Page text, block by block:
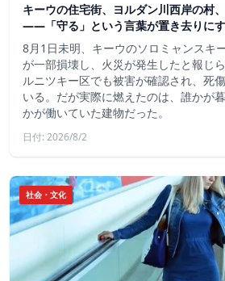
キーウの住宅街、ヨルダン川西岸の村
——「守る」という言葉が置き去りに
8月1日未明、キーウのソロミャンスキ
が一部損壊し、火災が発生したと報じ
ルニツキー区でも被害が確認され、死
いる。だが実際に燃えたのは、誰かが
かが働いていた建物だった。
日付: 2026/8/2
社会・文化